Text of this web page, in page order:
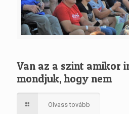
Van az a szint amikor
mondjuk, hogy nem
Olvass tovább